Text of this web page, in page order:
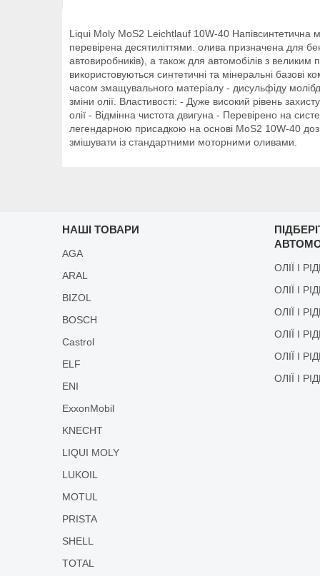
Liqui Moly MoS2 Leichtlauf 10W-40 Напівсинтетична
перевірена десятиліттями. олива призначена для
автовиробників), а також для автомобілів з
використовуються синтетичні та мінеральні
часом змащувального матеріалу - дисульфіду
зміни олії. Властивості: - Дуже високий рівень
олії - Відмінна чистота двигуна - Перевірено на
легендарною присадкою на основі MoS2 10W-40
змішувати із стандартними моторними оливами.
НАШІ ТОВАРИ
AGA
ARAL
BIZOL
BOSCH
Castrol
ELF
ENI
ExxonMobil
KNECHT
LIQUI MOLY
LUKOIL
MOTUL
PRISTA
SHELL
TOTAL
ОЛІЇ І
ОЛІЇ І
ОЛІЇ І
ОЛІЇ І
ОЛІЇ І
ОЛІЇ І